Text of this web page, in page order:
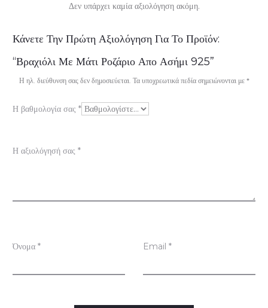
Α
ξ
ο
ο
σ
ι
ς
Δεν υπάρχει καμία αξιολόγηση ακόμη.
Κάνετε Την Πρώτη Αξιολόγηση Για Το Προϊόν:
“Βραχιόλι Με Μάτι Ροζάριο Απο Ασήμι 925”
Η ηλ. διεύθυνση σας δεν δημοσιεύεται. Τα υποχρεωτικά πεδία σημειώνονται με *
Η βαθμολογία σας *
Η αξιολόγησή σας *
Όνομα * Email *